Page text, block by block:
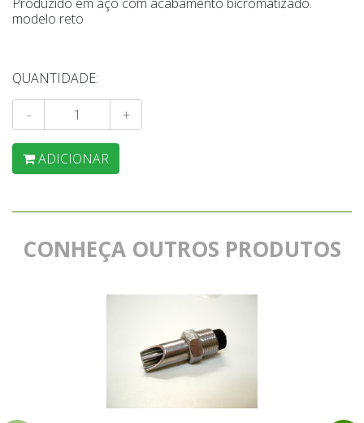
modelo reto
QUANTIDADE:
- +
ADICIONAR
CONHEÇA OUTROS PRODUTOS